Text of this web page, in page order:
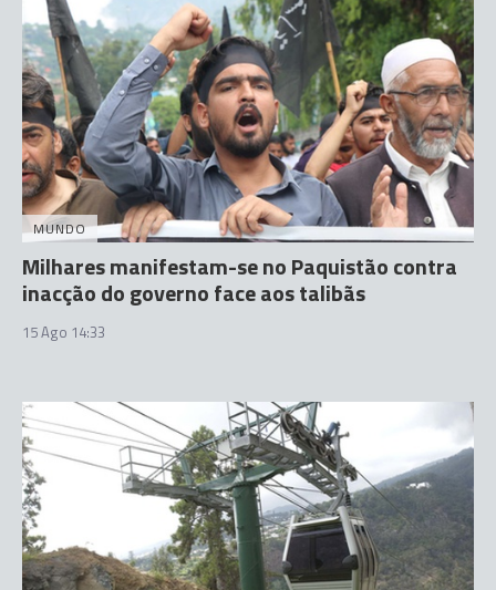
MUNDO
Milhares manifestam-se no Paquistão contra
inacção do governo face aos talibãs
15 Ago 14:33